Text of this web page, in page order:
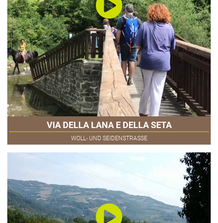
VIA DELLA LANA E DELLA SETA
WOLL- UND SEIDENSTRASSE